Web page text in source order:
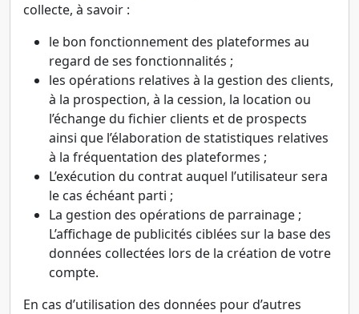
collecte, à savoir :
le bon fonctionnement des plateformes au
regard de ses fonctionnalités ;
les opérations relatives à la gestion des clients,
à la prospection, à la cession, la location ou
l’échange du fichier clients et de prospects
ainsi que l’élaboration de statistiques relatives
à la fréquentation des plateformes ;
L’exécution du contrat auquel l’utilisateur sera
le cas échéant parti ;
La gestion des opérations de parrainage ;
L’affichage de publicités ciblées sur la base des
données collectées lors de la création de votre
compte.
En cas d’utilisation des données pour d’autres